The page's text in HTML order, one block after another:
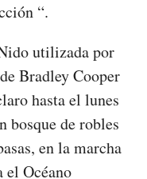
“.
utilizada por
Bradley Cooper
hasta el lunes
bosque de robles
en la marcha
el Océano